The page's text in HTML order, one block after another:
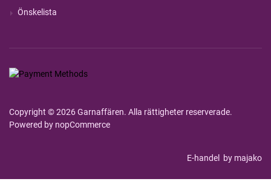
Önskelista
Copyright © 2026 Garnaffären. Alla rättigheter reserverade.
Powered by nopCommerce
E-handel by majako